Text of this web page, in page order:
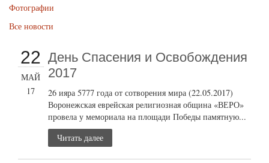
Фотографии
Все новости
22
МАЙ
17
День Спасения и Освобождения
2017
26 ияра 5777 года от сотворения мира (22.05.2017)
Воронежская еврейская религиозная община «ВЕРО»
провела у мемориала на площади Победы памятную...
Читать далее